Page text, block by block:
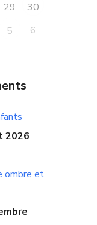
29
30
5 6
2026
ombre et